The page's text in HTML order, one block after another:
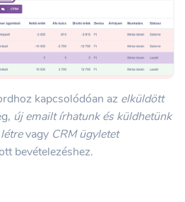
kapcsolódóan az elküldött
új emailt írhatunk és küldhetünk
vagy CRM ügyletet
bevételezéshez.